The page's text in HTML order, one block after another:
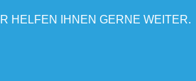
HELFEN IHNEN GERNE WEITER.